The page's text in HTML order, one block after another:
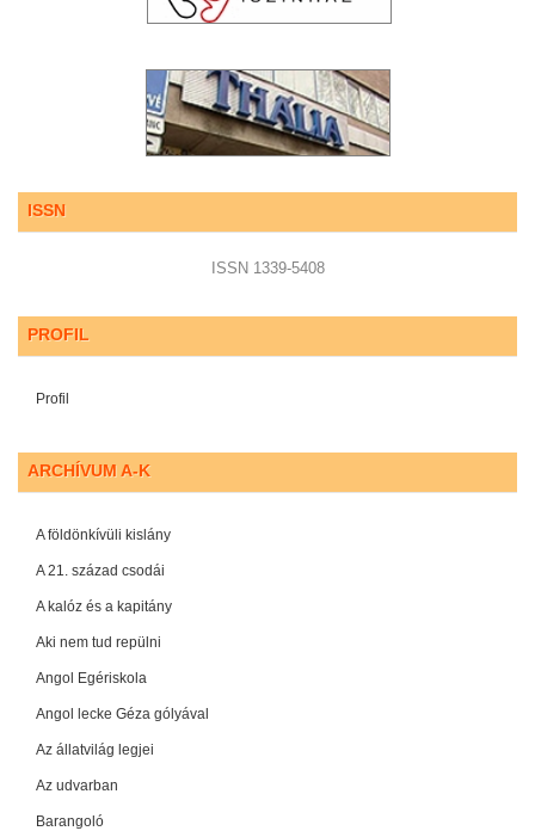
ISSN
ISSN 1339-5408
PROFIL
Profil
ARCHÍVUM A-K
A földönkívüli kislány
A 21. század csodái
A kalóz és a kapitány
Aki nem tud repülni
Angol Egériskola
Angol lecke Géza gólyával
Az állatvilág legjei
Az udvarban
Barangoló